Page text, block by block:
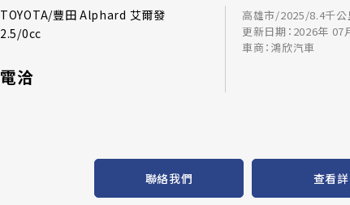
TOYOTA/豐田 Alphard 艾爾發
2.5/0cc
電洽
高雄市/2025/8.4千公
更新日期：2026年 07
車商：鴻欣汽車
聯絡我們 查看